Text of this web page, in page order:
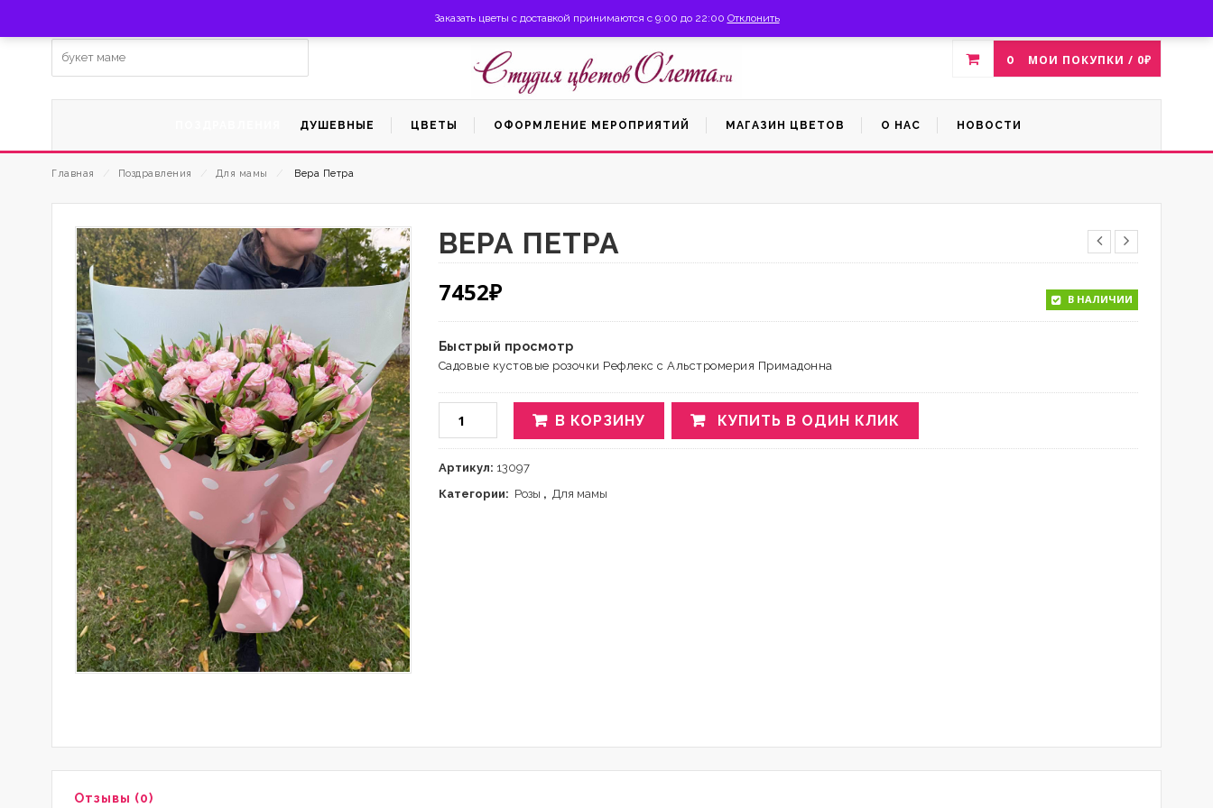
Заказать цветы с доставкой по г. Мытищи по тел. +7 (926) 816-99-66 Личный кабинет
0 МОИ ПОКУПКИ / 0₽
ДУШЕВНЫЕ ЦВЕТЫ ОФОРМЛЕНИЕ МЕРОПРИЯТИЙ МАГАЗИН ЦВЕТОВ О НАС НОВОСТИ
Главная Поздравления Для мамы Вера Петра
ВЕРА ПЕТРА
7452₽ В НАЛИЧИИ
Быстрый просмотр
Садовые кустовые розочки Рефлекс с Альстромерия Примадонна
В КОРЗИНУ КУПИТЬ В ОДИН КЛИК
Артикул: 13097
Категории: Розы , Для мамы
Отзывы (0)
Заказать цветы с доставкой принимаются с 9:00 до 22:00 Отклонить